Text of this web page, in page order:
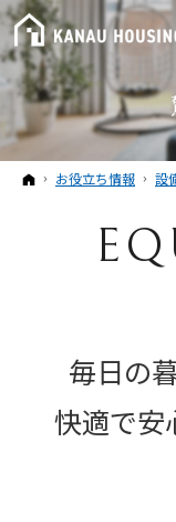
ホーム
お役立ち情報 設
毎日の
快適で安